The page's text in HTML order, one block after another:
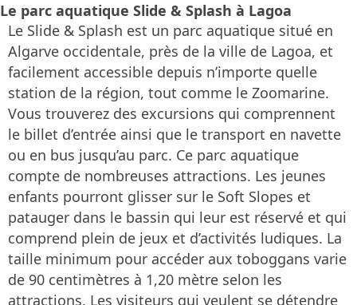
Le parc aquatique Slide & Splash à Lagoa
Le Slide & Splash est un parc aquatique situé en
Algarve occidentale, près de la ville de Lagoa, et
facilement accessible depuis n’importe quelle
station de la région, tout comme le Zoomarine.
Vous trouverez des excursions qui comprennent
le billet d’entrée ainsi que le transport en navette
ou en bus jusqu’au parc. Ce parc aquatique
compte de nombreuses attractions. Les jeunes
enfants pourront glisser sur le Soft Slopes et
patauger dans le bassin qui leur est réservé et qui
comprend plein de jeux et d’activités ludiques. La
taille minimum pour accéder aux toboggans varie
de 90 centimètres à 1,20 mètre selon les
attractions. Les visiteurs qui veulent se détendre